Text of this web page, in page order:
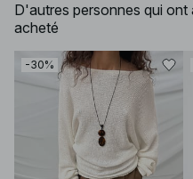
D'autres personnes qui
acheté
-30%